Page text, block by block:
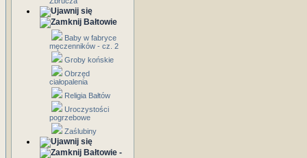
Bałtowie
Baby w fabryce
męczenników - cz. 2
Groby końskie
Obrzęd
ciałopalenia
Religia Bałtów
Uroczystości
pogrzebowe
Zaślubiny
Bałtowie -